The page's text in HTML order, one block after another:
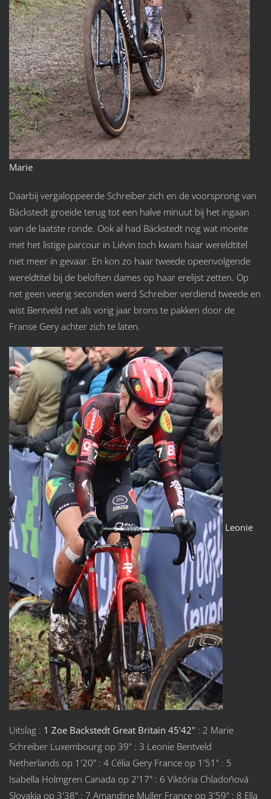
Marie
Daarbij vergaloppeerde Schreiber zich en de voorsprong van
Bäckstedt groeide terug tot een halve minuut bij het ingaan
van de laatste ronde. Ook al had Bäckstedt nog wat moeite
met het listige parcour in Liévin toch kwam haar wereldtitel
niet meer in gevaar. En kon zo haar tweede opeenvolgende
wereldtitel bij de beloften dames op haar erelijst zetten. Op
net geen veerig seconden werd Schreiber verdiend tweede en
wist Bentveld net als vorig jaar brons te pakken door de
Franse Gery achter zich te laten.
Leonie
Uitslag : 1 Zoe Backstedt Great Britain 45'42" : 2 Marie
Schreiber Luxembourg op 39" : 3 Leonie Bentveld
Netherlands op 1'20" : 4 Célia Gery France op 1'51" : 5
Isabella Holmgren Canada op 2'17" : 6 Viktória Chladoňová
Slovakia op 3'38" : 7 Amandine Muller France op 3'59" : 8 Ella